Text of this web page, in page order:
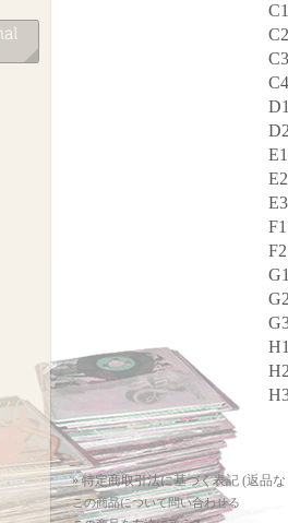
» 特定商取引法に基づく表記 (返品
この商品について問い合わせる